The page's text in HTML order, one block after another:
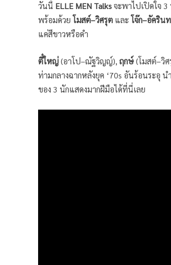
วันนี้ ELLE MEN Talksจะพาไปเปิดใจ
พร้อมด้วย โมสต์–วิศรุต และ โจ๊ก–อัคริน
แค่สีขาวหรือดำ
ตี๋ใหญ่(อาโป–ณัฐวิญญ์), ฤกษ์(โมสต์–วิ
ท่ามกลางฉากหลังยุค ‘70s อันร้อนระอุ น
ของ 3 นักแสดงมากฝีมือได้ที่นี่เลย